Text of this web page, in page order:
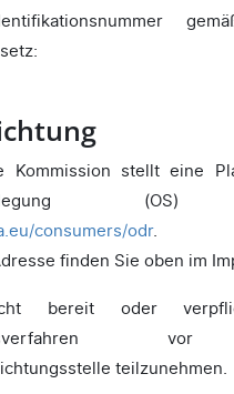
Kommission stellt eine
consumers/odr.
finden Sie oben im
bereit oder
teilzunehmen.